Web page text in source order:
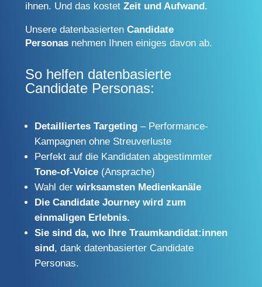
ihnen. Und das kostet Zeit und Aufwand.
Unsere datenbasierten Candidate
Personasnehmen Ihnen einiges davon ab.
So helfen datenbasierte
Candidate Personas:
Detailliertes Targeting – Performance-
Kampagnen ohne Streuverluste
Perfekt auf die Kandidaten abgestimmter
Tone-of-Voice (Ansprache)
Wahl derwirksamsten Medienkanäle
Die Candidate Journey wird zum
einmaligen Erlebnis.
Sie sind da, wo Ihre Traumkandidat:innen
sind, dank datenbasierter Candidate
Personas.